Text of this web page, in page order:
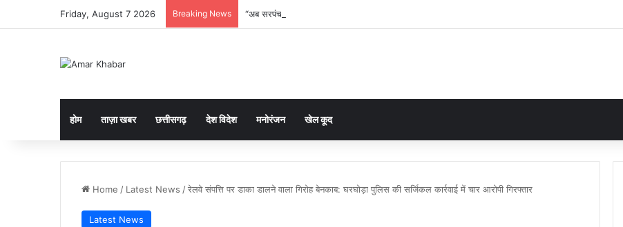
Friday, August 7 2026 Breaking News “अब सरपंच खुद बनाएंगे गांव का प्लान: आसान भाषा में सिखाया जा रहा विकास का पूरा तरीका”
होम ताज़ा खबर छत्तीसगढ़ देश विदेश मनोरंजन खेल कूद
Home / Latest News /रेलवे संपत्ति पर डाका डालने वाला गिरोह बेनकाब: घरघोड़ा पुलिस की सर्जिकल कार्रवाई में चार आरोपी गिरफ्तार
Latest News